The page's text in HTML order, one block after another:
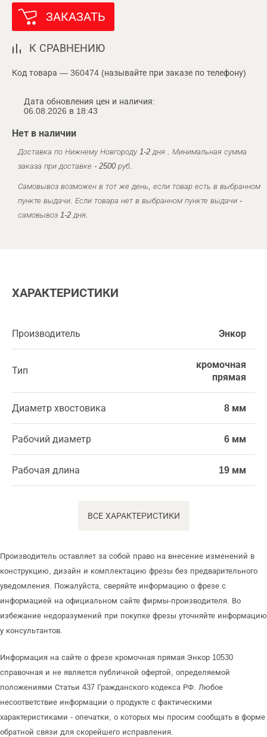
ЗАКАЗАТЬ
К СРАВНЕНИЮ
Код товара — 360474 (называйте при заказе по телефону)
Дата обновления цен и наличия:
06.08.2026 в 18:43
Нет в наличии
Доставка по Нижнему Новгороду 1-2 дня . Минимальная сумма
заказа при доставке - 2500 руб.
Самовывоз возможен в тот же день, если товар есть в выбранном
пункте выдачи. Если товара нет в выбранном пункте выдачи -
самовывоз 1-2 дня.
ХАРАКТЕРИСТИКИ
Производитель Энкор
Тип
кромочная
прямая
Диаметр хвостовика 8 мм
Рабочий диаметр 6 мм
Рабочая длина 19 мм
ВСЕ ХАРАКТЕРИСТИКИ
Производитель оставляет за собой право на внесение изменений в
конструкцию, дизайн и комплектацию фрезы без предварительного
уведомления. Пожалуйста, сверяйте информацию о фрезе с
информацией на официальном сайте фирмы-производителя. Во
избежание недоразумений при покупке фрезы уточняйте информацию
у консультантов.
Информация на сайте о фрезе кромочная прямая Энкор 10530
справочная и не является публичной офертой, определяемой
положениями Статьи 437 Гражданского кодекса РФ. Любое
несоответствие информации о продукте с фактическими
характеристиками - опечатки, о которых мы просим сообщать в форме
обратной связи для скорейшего исправления.